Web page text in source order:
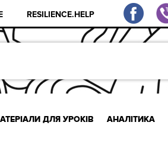
RESILIENCE.HELP
ДЛЯ УРОКІВ АНАЛІТИКА